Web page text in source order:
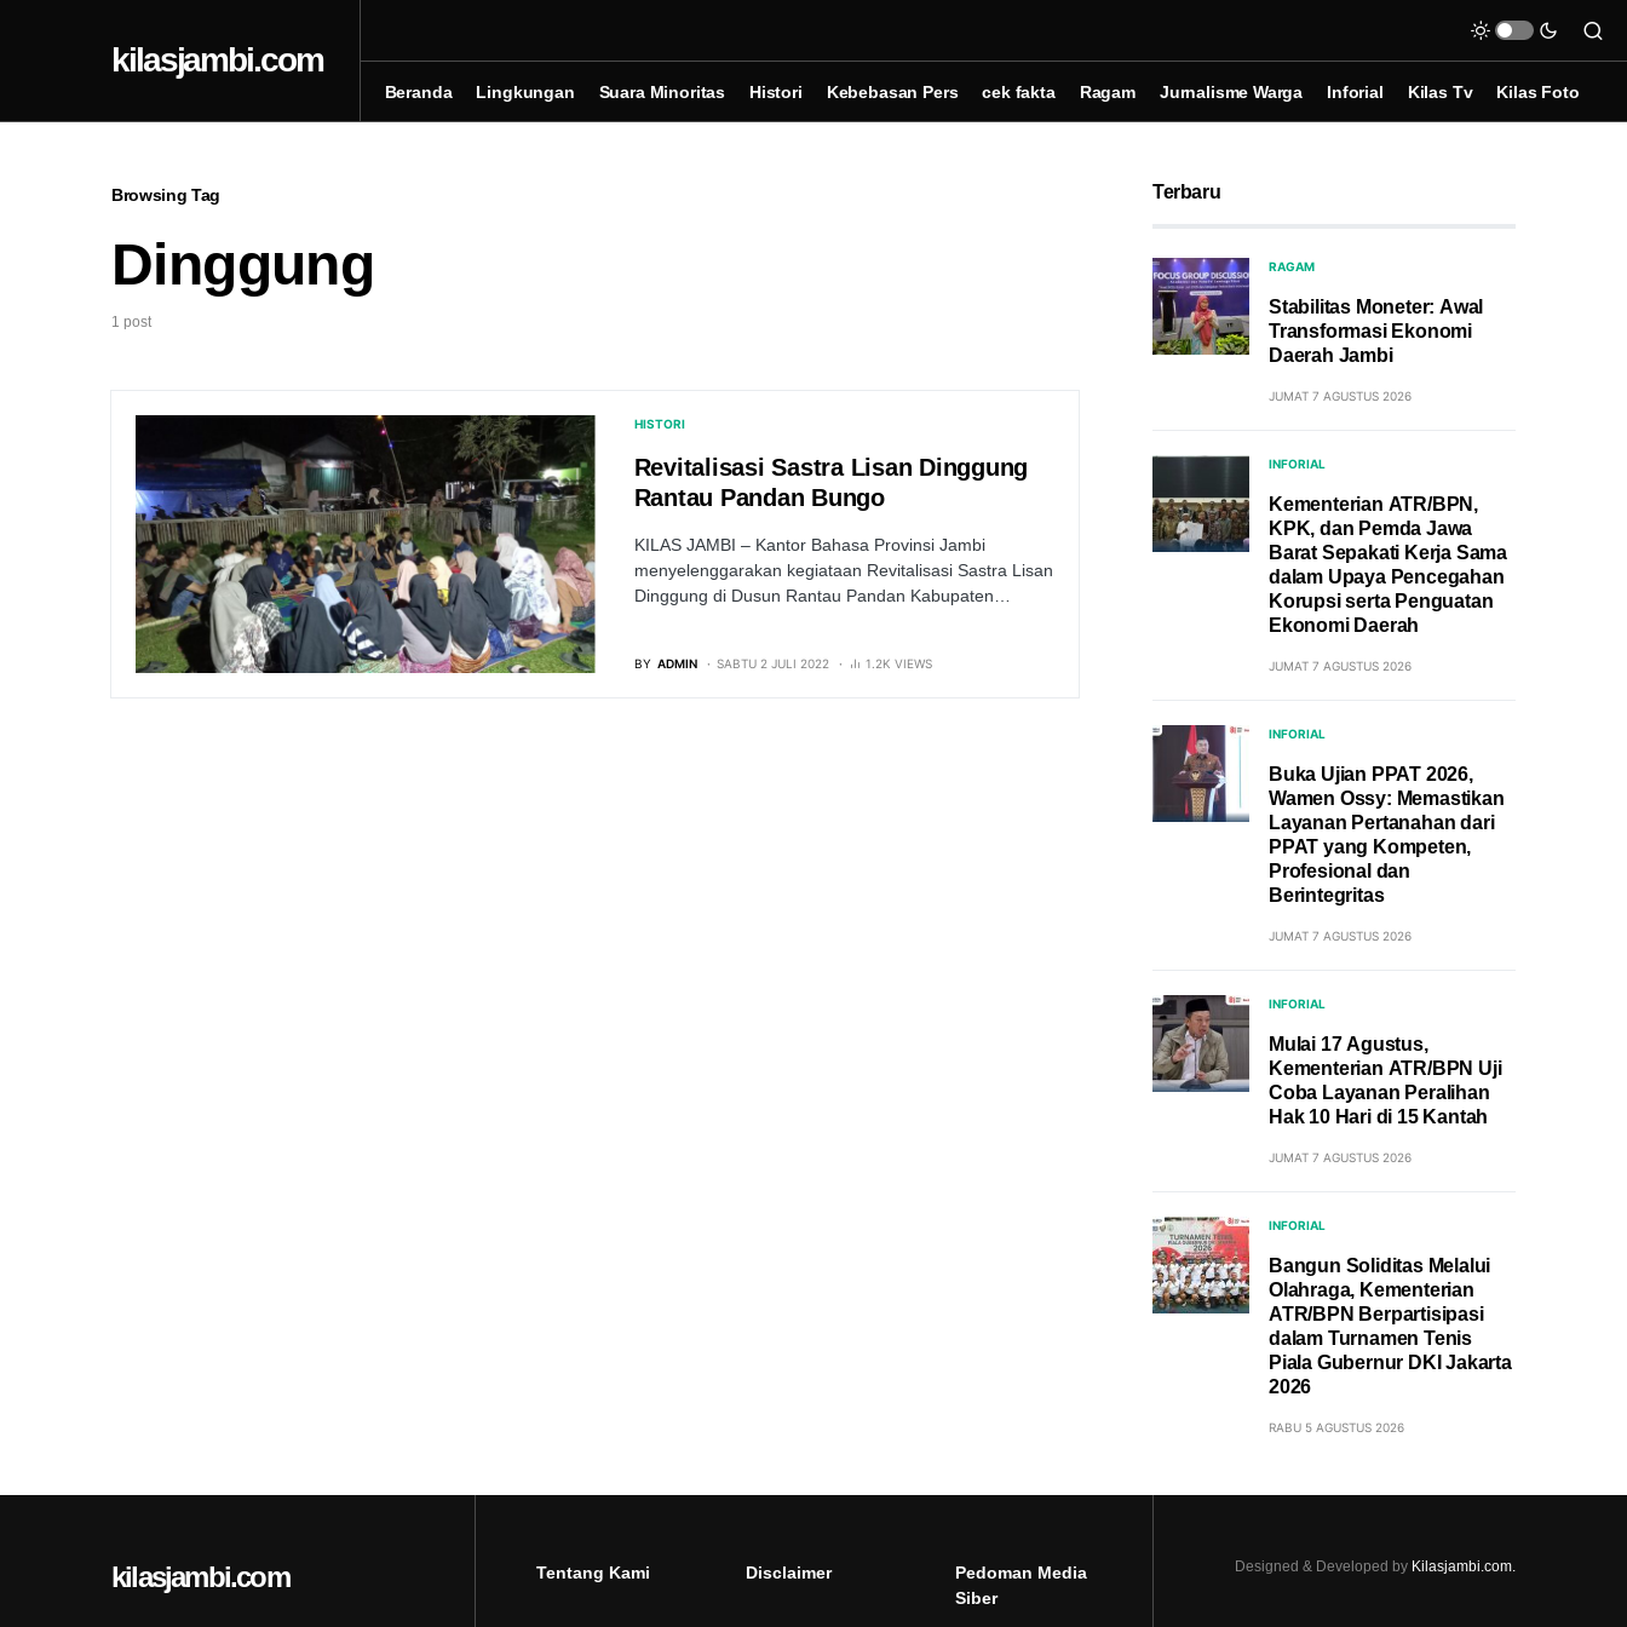
kilasjambi.com
Beranda Lingkungan Suara Minoritas Histori Kebebasan Pers cek fakta Ragam Jurnalisme Warga Inforial Kilas Tv Kilas Foto
Browsing Tag
Dinggung
1 post
HISTORI
Revitalisasi Sastra Lisan Dinggung
Rantau Pandan Bungo
KILAS JAMBI – Kantor Bahasa Provinsi Jambi
menyelenggarakan kegiataan Revitalisasi Sastra Lisan
Dinggung di Dusun Rantau Pandan Kabupaten…
BY ADMIN SABTU 2 JULI 2022 1.2K VIEWS
Terbaru
RAGAM
Stabilitas Moneter: Awal
Transformasi Ekonomi
Daerah Jambi
JUMAT 7 AGUSTUS 2026
INFORIAL
Kementerian ATR/BPN,
KPK, dan Pemda Jawa
Barat Sepakati Kerja Sama
dalam Upaya Pencegahan
Korupsi serta Penguatan
Ekonomi Daerah
JUMAT 7 AGUSTUS 2026
INFORIAL
Buka Ujian PPAT 2026,
Wamen Ossy: Memastikan
Layanan Pertanahan dari
PPAT yang Kompeten,
Profesional dan
Berintegritas
JUMAT 7 AGUSTUS 2026
INFORIAL
Mulai 17 Agustus,
Kementerian ATR/BPN Uji
Coba Layanan Peralihan
Hak 10 Hari di 15 Kantah
JUMAT 7 AGUSTUS 2026
INFORIAL
Bangun Soliditas Melalui
Olahraga, Kementerian
ATR/BPN Berpartisipasi
dalam Turnamen Tenis
Piala Gubernur DKI Jakarta
2026
RABU 5 AGUSTUS 2026
kilasjambi.com Tentang Kami Disclaimer
Pedoman Media
Siber
Designed & Developed by Kilasjambi.com.